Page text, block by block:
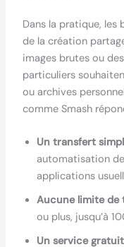
Dans la pratique, les
de la création
images brutes ou
particuliers
ou archives
comme Smash
Un transfert
automatisation
applications
Aucune limite de
ou plus, jusqu’à
Un service